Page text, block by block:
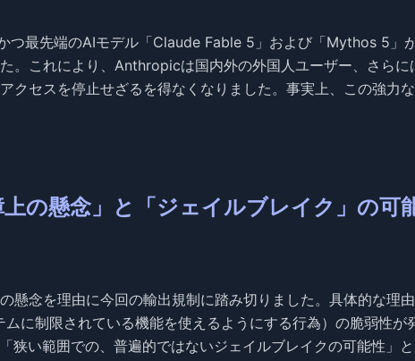
最先端のAIモデル「Claude Fable 5」および「Mythos 5」
。これにより、Anthropicは国内外の外国人ユーザー、さらに
クセスを停止せざるを得なくなりました。事実上、この強力
の懸念」と「ジェイルブレイク」の可
懸念を理由に今回の輸出規制に踏み切りました。具体的な理
に制限されている機能を使えるようにする行為）の脆弱性が
い範囲での、普遍的ではないジェイルブレイクの可能性」